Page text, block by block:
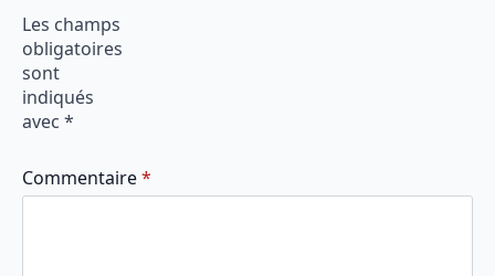
Les champs
obligatoires
sont
indiqués
avec *
Commentaire*